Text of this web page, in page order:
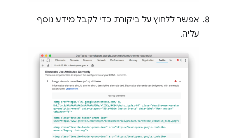
אפשר ללחוץ על ביקורת כדי לקבל מידע נוסף
עליה.